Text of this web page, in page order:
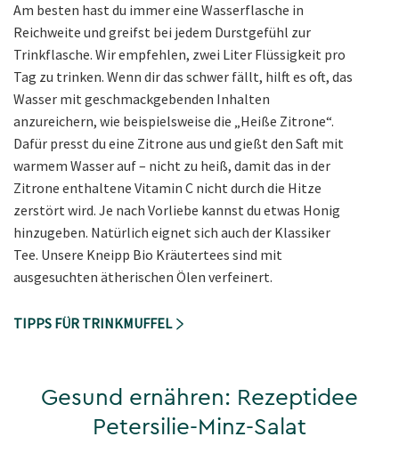
Am besten hast du immer eine Wasserflasche in
Reichweite und greifst bei jedem Durstgefühl zur
Trinkflasche. Wir empfehlen, zwei Liter Flüssigkeit pro
Tag zu trinken. Wenn dir das schwer fällt, hilft es oft, das
Wasser mit geschmackgebenden Inhalten
anzureichern, wie beispielsweise die „Heiße Zitrone“.
Dafür presst du eine Zitrone aus und gießt den Saft mit
warmem Wasser auf – nicht zu heiß, damit das in der
Zitrone enthaltene Vitamin C nicht durch die Hitze
zerstört wird. Je nach Vorliebe kannst du etwas Honig
hinzugeben. Natürlich eignet sich auch der Klassiker
Tee. Unsere Kneipp Bio Kräutertees sind mit
ausgesuchten ätherischen Ölen verfeinert.
TIPPS FÜR TRINKMUFFEL
Gesund ernähren: Rezeptidee
Petersilie-Minz-Salat